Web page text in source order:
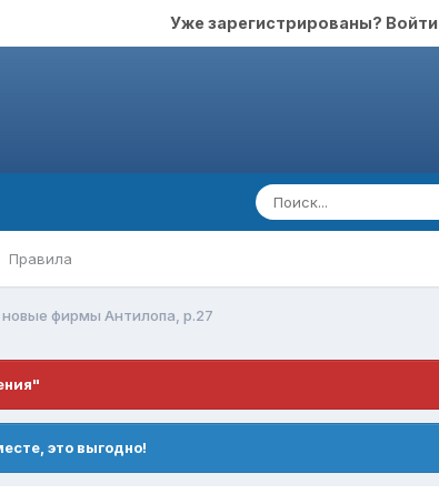
Уже зарегистрированы? Войти
Правила
фирмы Антилопа, р.27
это выгодно!